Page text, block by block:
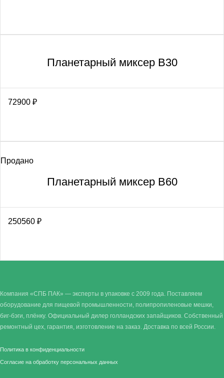
Планетарный миксер В30
72900 ₽
Продано
Планетарный миксер В60
250560 ₽
Компания «СПБ ПАК» — эксперты в упаковке с 2009 года. Поставляем
оборудование для пищевой промышленности, полипропиленовые мешки,
биг-бэги, плёнку. Официальный дилер голландских запайщиков. Собственный
ремонтный цех, гарантия, изготовление на заказ. Доставка по всей России.
Политика в конфиденциальности
Согласие на обработку персональных данных